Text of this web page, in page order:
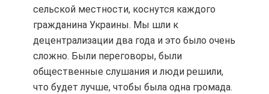
сельской местности, коснутся каждого
гражданина Украины. Мы шли к
децентрализации два года и это было очень
сложно. Были переговоры, были
общественные слушания и люди решили,
что будет лучше, чтобы была одна громада.